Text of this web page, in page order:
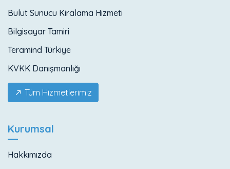
Bulut Sunucu Kiralama Hizmeti
Bilgisayar Tamiri
Teramind Türkiye
KVKK Danışmanlığı
Tüm Hizmetlerimiz
Kurumsal
Hakkımızda